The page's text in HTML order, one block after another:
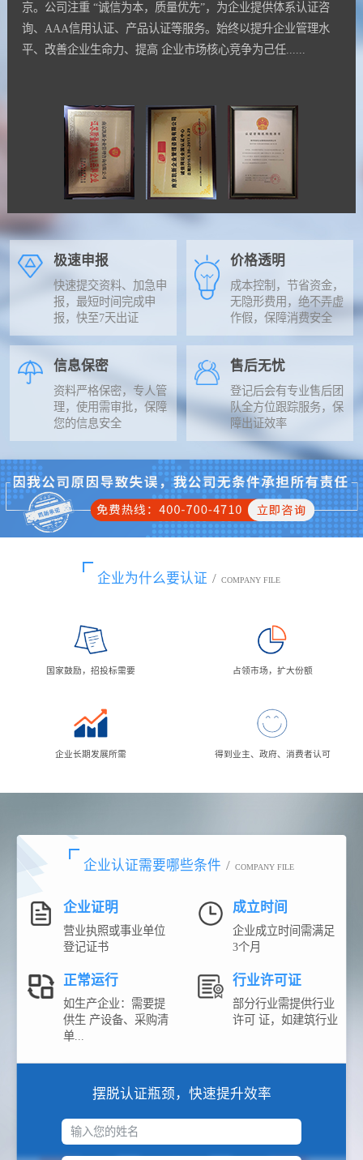
京。公司注重 “诚信为本，质量优先”，为企业提供体系认证咨
询、AAA信用认证、产品认证等服务。始终以提升企业管理水
平、改善企业生命力、提高 企业市场核心竞争为己任......
极速申报
快速提交资料、加急申
报，最短时间完成申
报，快至7天出证
价格透明
成本控制，节省资金，
无隐形费用，绝不弄虚
作假，保障消费安全
信息保密
资料严格保密，专人管
理，使用需审批，保障
您的信息安全
售后无忧
登记后会有专业售后团
队全方位跟踪服务，保
障出证效率
企业为什么要认证 / COMPANY FILE
国家鼓励，招投标需要 占领市场，扩大份额
企业长期发展所需 得到业主、政府、消费者认可
企业认证需要哪些条件 / COMPANY FILE
企业证明
营业执照或事业单位
登记证书
成立时间
企业成立时间需满足
3个月
正常运行
如生产企业：需要提
供生 产设备、采购清
单...
行业许可证
部分行业需提供行业
许可 证，如建筑行业
摆脱认证瓶颈，快速提升效率
输入您的姓名